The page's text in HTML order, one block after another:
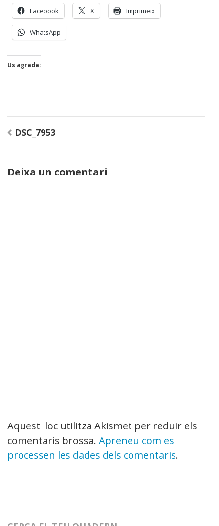
Facebook X Imprimeix
WhatsApp
Us agrada:
Navegació
d'entrades
DSC_7953
Deixa un comentari
Aquest lloc utilitza Akismet per reduir els
comentaris brossa. Apreneu com es
processen les dades dels comentaris.